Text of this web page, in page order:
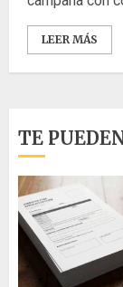
LEER MÁS
TE